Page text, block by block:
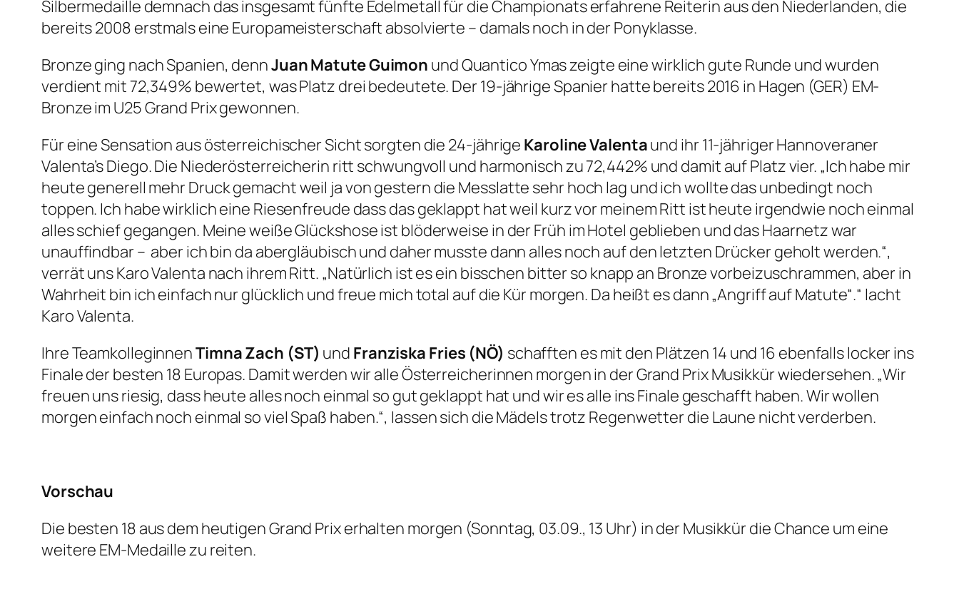
Silbermedaille demnach das insgesamt fünfte Edelmetall für die Championats erfahrene Reiterin aus den Niederlanden, die
bereits 2008 erstmals eine Europameisterschaft absolvierte – damals noch in der Ponyklasse.
Bronze ging nach Spanien, dennJuan Matute Guimon und Quantico Ymas zeigte eine wirklich gute Runde und wurden
verdient mit 72,349% bewertet, was Platz drei bedeutete. Der 19-jährige Spanier hatte bereits 2016 in Hagen (GER) EM-
Bronze im U25 Grand Prix gewonnen.
Für eine Sensation aus österreichischer Sicht sorgten die 24-jährige Karoline Valentaund ihr 11-jähriger Hannoveraner
Valenta’s Diego. Die Niederösterreicherin ritt schwungvoll und harmonisch zu 72,442% und damit auf Platz vier. „Ich habe mir
heute generell mehr Druck gemacht weil ja von gestern die Messlatte sehr hoch lag und ich wollte das unbedingt noch
toppen. Ich habe wirklich eine Riesenfreude dass das geklappt hat weil kurz vor meinem Ritt ist heute irgendwie noch einmal
alles schief gegangen. Meine weiße Glückshose ist blöderweise in der Früh im Hotel geblieben und das Haarnetz war
unauffindbar – aber ich bin da abergläubisch und daher musste dann alles noch auf den letzten Drücker geholt werden.“,
verrät uns Karo Valenta nach ihrem Ritt. „Natürlich ist es ein bisschen bitter so knapp an Bronze vorbeizuschrammen, aber in
Wahrheit bin ich einfach nur glücklich und freue mich total auf die Kür morgen. Da heißt es dann „Angriff auf Matute“.“ lacht
Karo Valenta.
Ihre TeamkolleginnenTimna Zach (ST) und Franziska Fries (NÖ) schafften es mit den Plätzen 14 und 16 ebenfalls locker ins
Finale der besten 18 Europas. Damit werden wir alle Österreicherinnen morgen in der Grand Prix Musikkür wiedersehen. „Wir
freuen uns riesig, dass heute alles noch einmal so gut geklappt hat und wir es alle ins Finale geschafft haben. Wir wollen
morgen einfach noch einmal so viel Spaß haben.“, lassen sich die Mädels trotz Regenwetter die Laune nicht verderben.
Vorschau
Die besten 18 aus dem heutigen Grand Prix erhalten morgen (Sonntag, 03.09., 13 Uhr) in der Musikkür die Chance um eine
weitere EM-Medaille zu reiten.